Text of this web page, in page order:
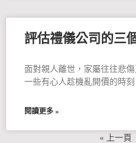
評估禮儀公司的三
面對親人離世，家屬往往悲
一些有心人趁機亂開價的時
掉入這些陷阱，記住三個關鍵
閱讀更多 »
« 上一頁